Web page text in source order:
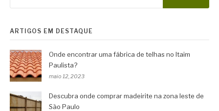
ARTIGOS EM DESTAQUE
Onde encontrar uma fábrica de telhas no Itaim
Paulista?
maio 12, 2023
Descubra onde comprar madeirite na zona leste de
São Paulo